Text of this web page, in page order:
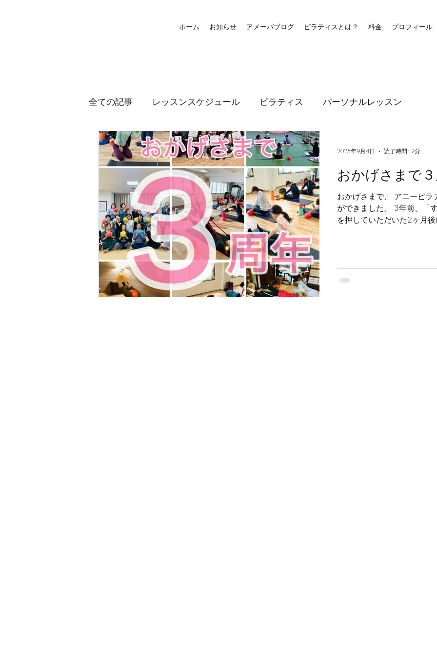
ホーム お知らせ アメーバブログ ピラティスとは？ 料金 プロフィール
全ての記事 レッスンスケジュール ピラティス パーソナルレッスン
路地裏ガレージマーケット
おかげさまで３
おかげさまで、 アニーピラ
ができました。 3年前、「
を押していただいた2ヶ月後
2025年9月4日 読了時間: 2分